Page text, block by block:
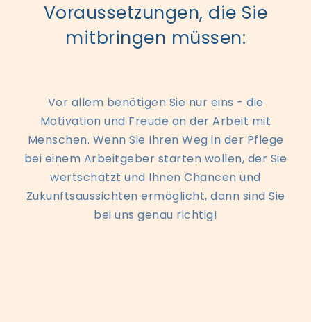
Voraussetzungen, die Sie
mitbringen müssen:
Vor allem benötigen Sie nur eins - die
Motivation und Freude an der Arbeit mit
Menschen. Wenn Sie Ihren Weg in der Pflege
bei einem Arbeitgeber starten wollen, der Sie
wertschätzt und Ihnen Chancen und
Zukunftsaussichten ermöglicht, dann sind Sie
bei uns genau richtig!